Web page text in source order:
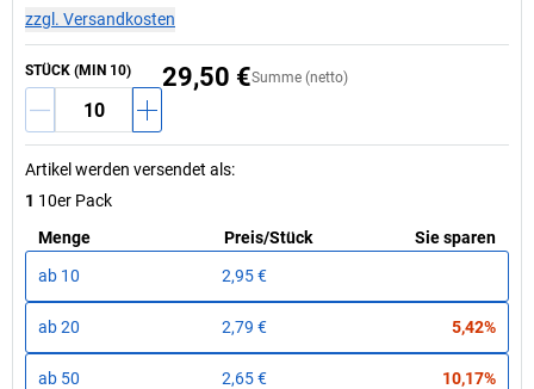
zzgl. Versandkosten
STÜCK (MIN 10) Summe (netto)
29,50 €
Artikel werden versendet als:
1 10er Pack
Menge
Preis/Stück
Sie sparen
ab 10 2,95 €
ab20 2,79 € 5,42%
ab 50 2,65 € 10,17%